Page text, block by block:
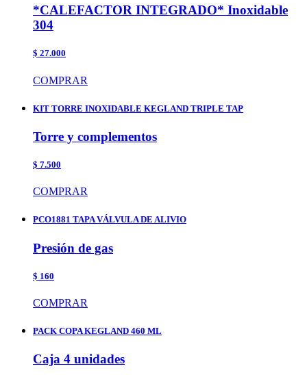
*CALEFACTOR INTEGRADO* Inoxidable
304
$ 27.000
COMPRAR
KIT TORRE INOXIDABLE KEGLAND TRIPLE TAP
Torre y complementos
$ 7.500
COMPRAR
PCO1881 TAPA VÁLVULA DE ALIVIO
Presión de gas
$ 160
COMPRAR
PACK COPA KEGLAND 460 ML
Caja 4 unidades